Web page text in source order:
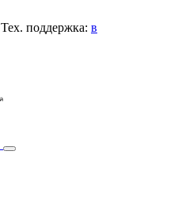
Тех. поддержка: в